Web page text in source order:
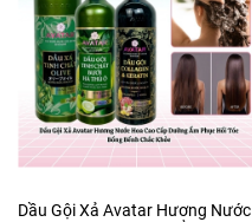
Dầu Gội Xả Avatar Hương Nước